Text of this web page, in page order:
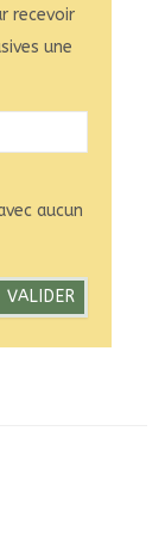
recevoir
une
aucun